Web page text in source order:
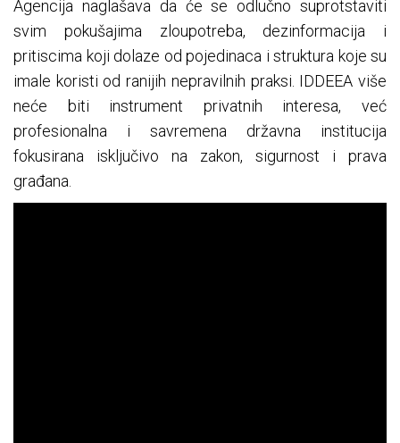
Agencija naglašava da će se odlučno suprotstaviti
svim pokušajima zloupotreba, dezinformacija i
pritiscima koji dolaze od pojedinaca i struktura koje su
imale koristi od ranijih nepravilnih praksi. IDDEEA više
neće biti instrument privatnih interesa, već
profesionalna i savremena državna institucija
fokusirana isključivo na zakon, sigurnost i prava
građana.